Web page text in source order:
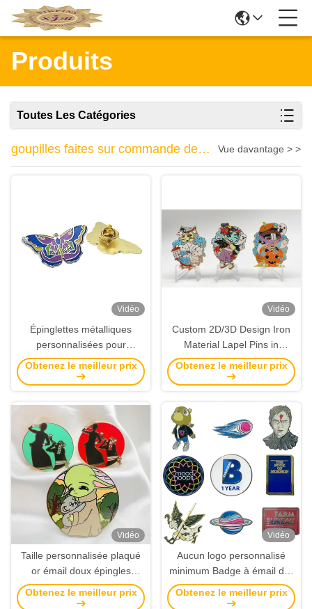
Produits
Toutes Les Catégories
goupilles faites sur commande de
revers
Vue davantage > >
Vidéo
Épinglettes métalliques
personnalisées pour
l'identification
organisationnelle
Obtenez le meilleur prix
Vidéo
Custom 2D/3D Design Iron
Material Lapel Pins in
Customer Size for Corporate
Branding and Events
Obtenez le meilleur prix
Vidéo
Taille personnalisée plaqué
or émail doux épingles
personnalisées pour la
marque d'entreprise
Obtenez le meilleur prix
Vidéo
Aucun logo personnalisé
minimum Badge à émail dur
doux et alliage de fer ou de
zinc pour attacher des
Obtenez le meilleur prix